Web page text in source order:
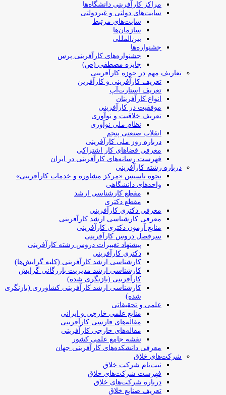
مراکز کارآفرینی دانشگاه‌ها
سایت‌های دولتی و غیردولتی
سایت‌های مرتبط
سازمان‌ها
بین‌المللی
جشنواره‌ها
جشنواره‌های کارآفرینی‌ پرس
جایزه مصطفی (ص)
تعاریف مهم در حوزه کارآفرینی
تعریف کارآفرینی و کارآفرین
تعریف استارت‌آپ
انواع کارآفرینان
موفقیت در کارآفرینی
تعریف خلاقیت و نوآوری
نظام ملی نوآوری
انقلاب صنعتی پنجم
درباره روز ملی کارآفرینی
معرفی فضاهای کار اشتراکی
فهرست رسانه‌های کارآفرینی در ایران
درباره رشته کارآفرینی
نحوه تاسیس «مرکز مشاوره و خدمات کارآفرینی»
واحدهای دانشگاهی
مقطع کارشناسی ارشد
مقطع دکتری
معرفی دکتری کارآفرینی
معرفی کارشناسی ارشد کارآفرینی
منابع آزمون دکتری کارآفرینی
سرفصل دروس کارآفرینی
پیشنهاد تغییرات دروس رشته کارآفرینی
دکتری کارآفرینی
کارشناسی ارشد کارآفرینی (کلیه گرایش‌ها)
کارشناسی ارشد مدیریت بازرگانی گرایش
کارآفرینی (بازنگری شده)
کارشناسی ارشد کارآفرینی کشاورزی (بازنگری
شده)
علمی و تحقیقاتی
منابع علمی خارجی و ایرانی
مقاله‌های فارسی کارآفرینی
مقاله‌های خارجی کارآفرینی
نقشه جامع علمی کشور
معرفی دانشکده‌های کارآفرینی جهان
شرکت‌های خلاق
ثبت‌نام شرکت خلاق
فهرست شرکت‌های خلاق
درباره شرکت‌های خلاق
تعریف صنایع خلاق